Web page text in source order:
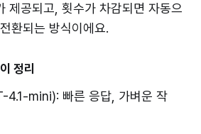
제공되고, 횟수가 차감되면 자동으
환되는 방식이에요.
정리
4.1-mini): 빠른 응답, 가벼운 작